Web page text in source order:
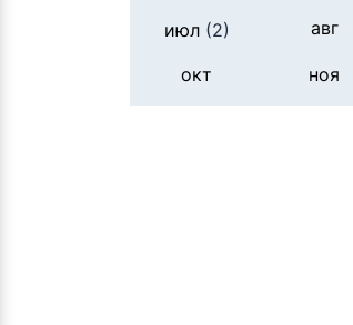
июл(2) авг
окт ноя